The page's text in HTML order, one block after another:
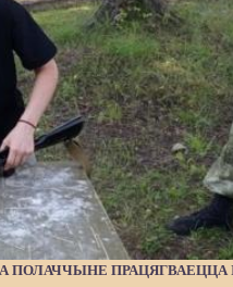
ПОЛАЧЧЫНЕ ПРАЦЯГВАЕЦЦА